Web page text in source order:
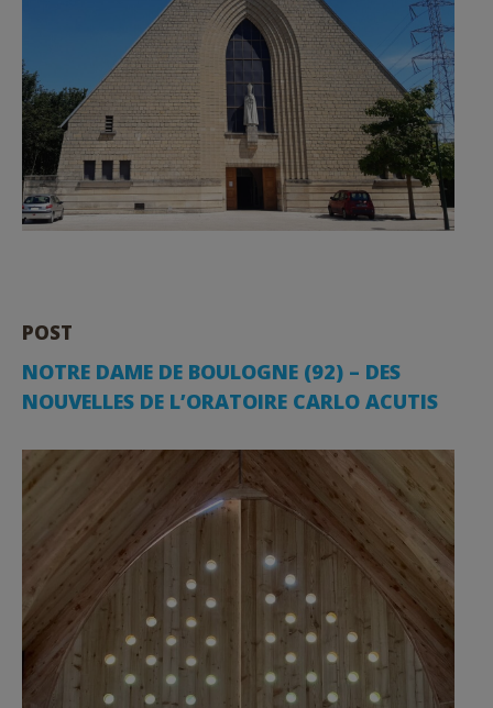
POST
NOTRE DAME DE BOULOGNE (92) – DES
NOUVELLES DE L’ORATOIRE CARLO ACUTIS